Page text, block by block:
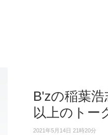
B'zの稲葉
以上のトー
2021年5月14日 21時20分